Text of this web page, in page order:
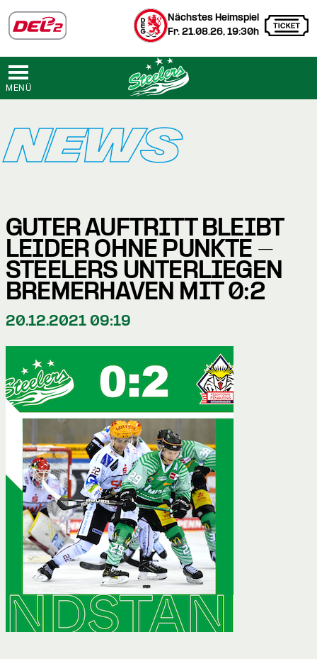
Nächstes Heimspiel
Fr. 21.08.26, 19:30h
MENÜ
NEWS
GUTER AUFTRITT BLEIBT
LEIDER OHNE PUNKTE -
STEELERS UNTERLIEGEN
BREMERHAVEN MIT 0:2
20.12.2021 09:19